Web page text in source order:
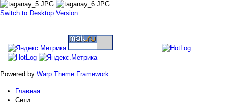
Switch to Desktop Version
Powered by Warp Theme Framework
Главная
Сети